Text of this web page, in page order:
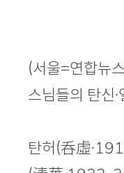
(서울=연합뉴
스님들의 탄신
탄허(呑虛